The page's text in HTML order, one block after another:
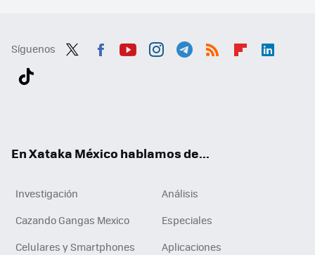
Síguenos
En Xataka México hablamos de...
Investigación
Análisis
Cazando Gangas Mexico
Especiales
Celulares y Smartphones
Aplicaciones